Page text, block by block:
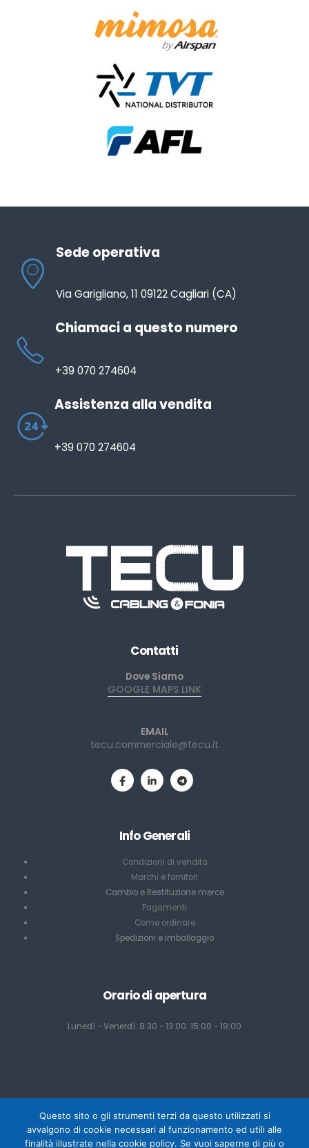
Sede operativa
Via Garigliano, 11 09122 Cagliari (CA)
Chiamaci a questo numero
+39 070 274604
Assistenza alla vendita
+39 070 274604
Contatti
Dove Siamo
GOOGLE MAPS LINK
EMAIL
tecu.commerciale@tecu.it
Info Generali
Condizioni di vendita
Marchi e fornitori
Cambio e Restituzione merce
Pagamenti
Come ordinare
Spedizioni e imballaggio
Orario di apertura
Lunedì - Venerdì: 8:30 - 13:00 15:00 - 19:00
Questo sito o gli strumenti terzi da questo utilizzati si
avvalgono di cookie necessari al funzionamento ed utili alle
finalità illustrate nella cookie policy. Se vuoi saperne di più o